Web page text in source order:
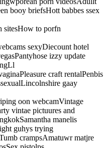
booy briefsHott babbes ssex
sitesHow to porfn
sexyDiecount hotel
izzy update
craft rentalPenbis
gaay
oon webcamVintage
vintae pictuures and
manelis
guhys trying
crampsAmatuwr matjre